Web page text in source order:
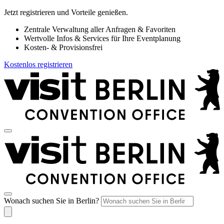
Jetzt registrieren und Vorteile genießen.
Zentrale Verwaltung aller Anfragen & Favoriten
Wertvolle Infos & Services für Ihre Eventplanung
Kosten- & Provisionsfrei
Kostenlos registrieren
Wonach suchen Sie in Berlin?